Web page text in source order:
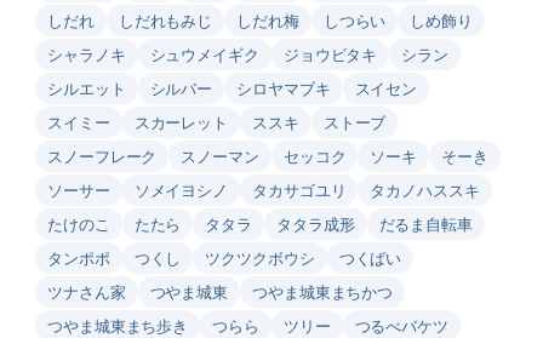
しだれ しだれもみじ しだれ梅 しつらい
しめ飾り
シャラノキ
シュウメイギク ジョウビタキ
シラン
シルエット
シルバー シロヤマブキ
スイセン
スイミー
スカーレット ススキ
ストーブ
スノーフレーク
スノーマン セッコク ソーキ
そーき
ソーサー
ソメイヨシノ タカサゴユリ
タカノハススキ
たけのこ
たたら タタラ タタラ成形
だるま自転車
タンポポ
つくし ツクツクボウシ
つくばい
ツナさん家
つやま城東
つやま城東まちかつ
つやま城東まち歩き
つらら ツリー
つるべバケツ